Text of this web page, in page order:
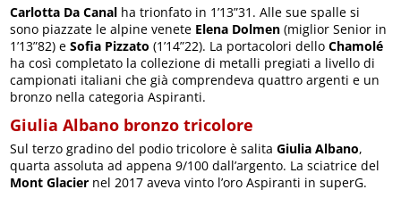
Carlotta Da Canal ha trionfato in 1’13”31. Alle sue spalle si
sono piazzate le alpine venete Elena Dolmen (miglior Senior in
1’13”82) eSofia Pizzato (1’14”22). La portacolori delloChamolé
ha così completato la collezione di metalli pregiati a livello di
campionati italiani che già comprendeva quattro argenti e un
bronzo nella categoria Aspiranti.
Giulia Albano bronzo tricolore
Sul terzo gradino del podio tricolore è salitaGiulia Albano,
quarta assoluta ad appena 9/100 dall’argento. La sciatrice del
Mont Glacier nel 2017 aveva vinto l’oro Aspiranti in superG.